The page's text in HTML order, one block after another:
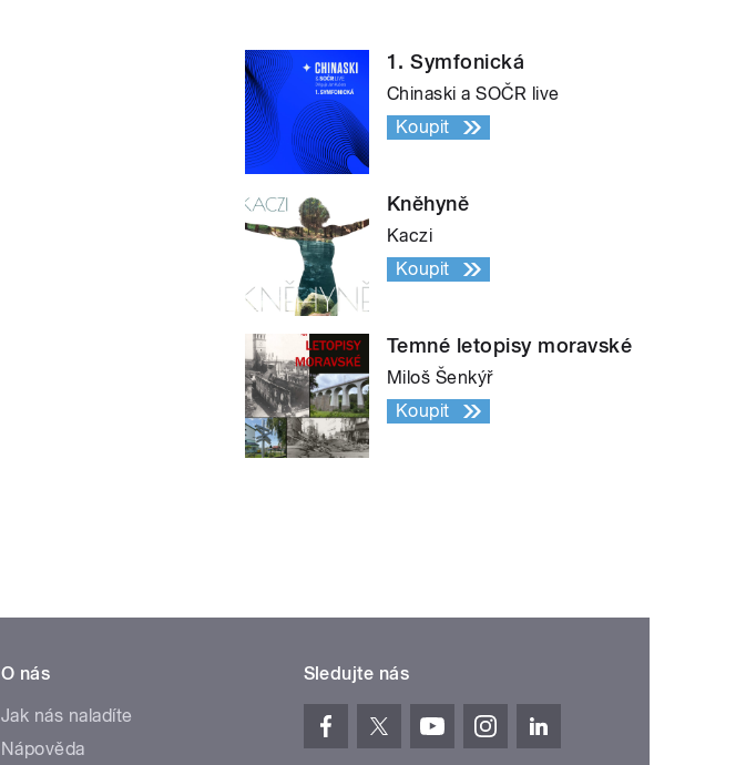
1. Symfonická
Chinaski a SOČR live
Koupit
Kněhyně
Kaczi
Koupit
Temné letopisy moravské
Miloš Šenkýř
Koupit
O nás
Jak nás naladíte
Nápověda
Sledujte nás